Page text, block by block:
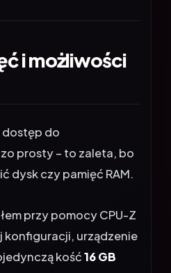
i możliwości
dostęp do
prosty – to zaleta, bo
dysk czy pamięć RAM.
przy pomocy CPU-Z
konfiguracji, urządzenie
kość16 GB